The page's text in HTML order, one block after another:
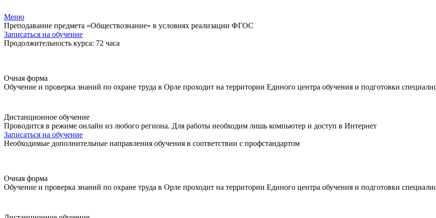
Меню
Преподавание предмета «Обществознание» в условиях реализации ФГОС
Записаться на обучение
Продолжительность курса: 72 часа
Очная форма
Обучение и проверка знаний по охране труда в Орле проходит на территории Единого центра обучения и подготовки
Дистанционное обучение
Проводится в режиме онлайн из любого региона. Для работы необходим лишь компьютер и доступ в Интернет
Записаться на обучение
Необходимые дополнительные направления обучения в соответствии с профстандартом
Очная форма
Обучение и проверка знаний по охране труда в Орле проходит на территории Единого центра обучения и подготовки